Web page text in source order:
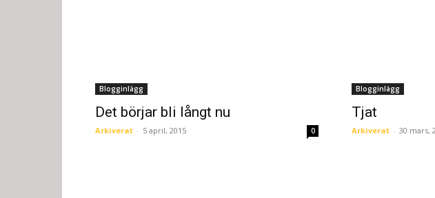
Blogginlägg
Det börjar bli långt nu
Arkiverat - 5 april, 2015 0
Blogginlägg
Tjat
Arkiverat - 30 mars,